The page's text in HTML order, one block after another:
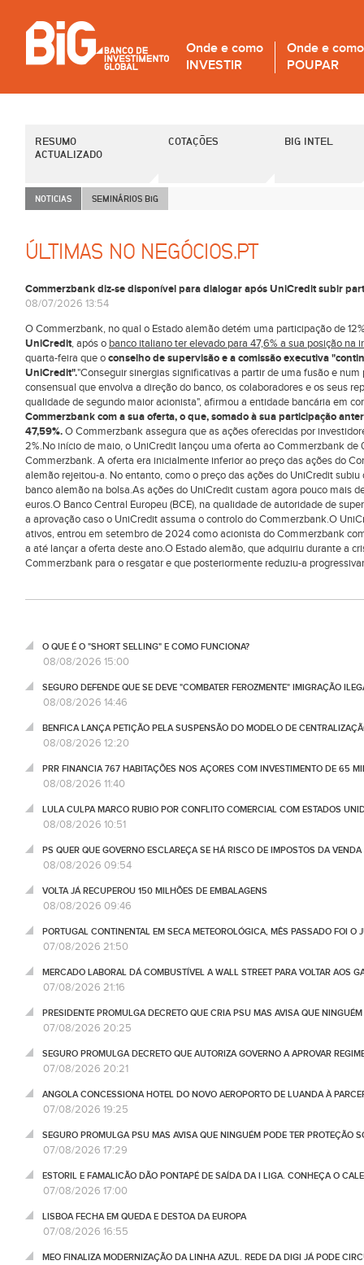
Onde e como
INVESTIR
Onde e como
POUPAR
RESUMO
ACTUALIZADO
COTAÇÕES BIG INTEL
NOTICIAS SEMINÁRIOS BiG
ÚLTIMAS NO NEGÓCIOS.PT
Commerzbank diz-se disponível para dialogar após UniCredit subir
08/07/2026 13:54
O Commerzbank, no qual o Estado alemão detém uma participação de
UniCredit, após o banco italiano ter elevado para 47,6% a sua posição na
quarta-feira que oconselho de supervisão e a comissão executiva
UniCredit"."Conseguir sinergias significativas a partir de uma fusão e
consensual que envolva a direção do banco, os colaboradores e os seus
qualidade de segundo maior acionista", afirmou a entidade bancária em
Commerzbank com a sua oferta, o que, somado à sua participação
47,59%.O Commerzbank assegura que as ações oferecidas por
2%.No início de maio, o UniCredit lançou uma oferta ao Commerzbank de
Commerzbank. A oferta era inicialmente inferior ao preço das ações do
alemão rejeitou-a. No entanto, como o preço das ações do UniCredit
banco alemão na bolsa.As ações do UniCredit custam agora pouco mais
euros.O Banco Central Europeu (BCE), na qualidade de autoridade de
a aprovação caso o UniCredit assuma o controlo do Commerzbank.O
ativos, entrou em setembro de 2024 como acionista do Commerzbank
a até lançar a oferta deste ano.O Estado alemão, que adquiriu durante a
Commerzbank para o resgatar e que posteriormente reduziu-a
O QUE É O "SHORT SELLING" E COMO FUNCIONA?
08/08/2026 15:00
SEGURO DEFENDE QUE SE DEVE "COMBATER FEROZMENTE" IMIGRAÇÃO
08/08/2026 14:46
BENFICA LANÇA PETIÇÃO PELA SUSPENSÃO DO MODELO DE
08/08/2026 12:20
PRR FINANCIA 767 HABITAÇÕES NOS AÇORES COM INVESTIMENTO DE 65
08/08/2026 11:40
LULA CULPA MARCO RUBIO POR CONFLITO COMERCIAL COM ESTADOS
08/08/2026 10:51
PS QUER QUE GOVERNO ESCLAREÇA SE HÁ RISCO DE IMPOSTOS DA
08/08/2026 09:54
VOLTA JÁ RECUPEROU 150 MILHÕES DE EMBALAGENS
08/08/2026 09:46
PORTUGAL CONTINENTAL EM SECA METEOROLÓGICA, MÊS PASSADO FOI O
07/08/2026 21:50
MERCADO LABORAL DÁ COMBUSTÍVEL A WALL STREET PARA VOLTAR AOS
07/08/2026 21:16
PRESIDENTE PROMULGA DECRETO QUE CRIA PSU MAS AVISA QUE
07/08/2026 20:25
SEGURO PROMULGA DECRETO QUE AUTORIZA GOVERNO A APROVAR
07/08/2026 20:21
ANGOLA CONCESSIONA HOTEL DO NOVO AEROPORTO DE LUANDA À
07/08/2026 19:25
SEGURO PROMULGA PSU MAS AVISA QUE NINGUÉM PODE TER PROTEÇÃO
07/08/2026 17:29
ESTORIL E FAMALICÃO DÃO PONTAPÉ DE SAÍDA DA I LIGA. CONHEÇA O
07/08/2026 17:00
LISBOA FECHA EM QUEDA E DESTOA DA EUROPA
07/08/2026 16:55
MEO FINALIZA MODERNIZAÇÃO DA LINHA AZUL. REDE DA DIGI JÁ PODE